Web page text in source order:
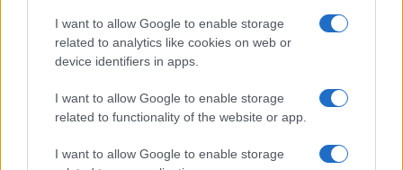
I want to allow Google to enable storage
related to analytics like cookies on web or
device identifiers in apps.
I want to allow Google to enable storage
related to functionality of the website or app.
I want to allow Google to enable storage